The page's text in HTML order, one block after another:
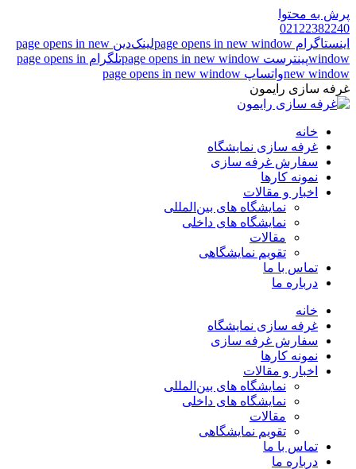
پرش به محتوا
02122382240
اینستاگرام page opens in new window
لینک‌دین page opens in new
windowپینترست page opens in new window
تلگرام page opens in
new windowواتساپ page opens in new window
غرفه سازی رایمون
خانه
غرفه سازی نمایشگاه
سفارش غرفه سازی
نمونه کارها
اخبار و مقالات
نمایشگاه های بین‌المللی
نمایشگاه های داخلی
مقالات
تقویم نمایشگاهی
تماس با ما
درباره ما
خانه
غرفه سازی نمایشگاه
سفارش غرفه سازی
نمونه کارها
اخبار و مقالات
نمایشگاه های بین‌المللی
نمایشگاه های داخلی
مقالات
تقویم نمایشگاهی
تماس با ما
درباره ما